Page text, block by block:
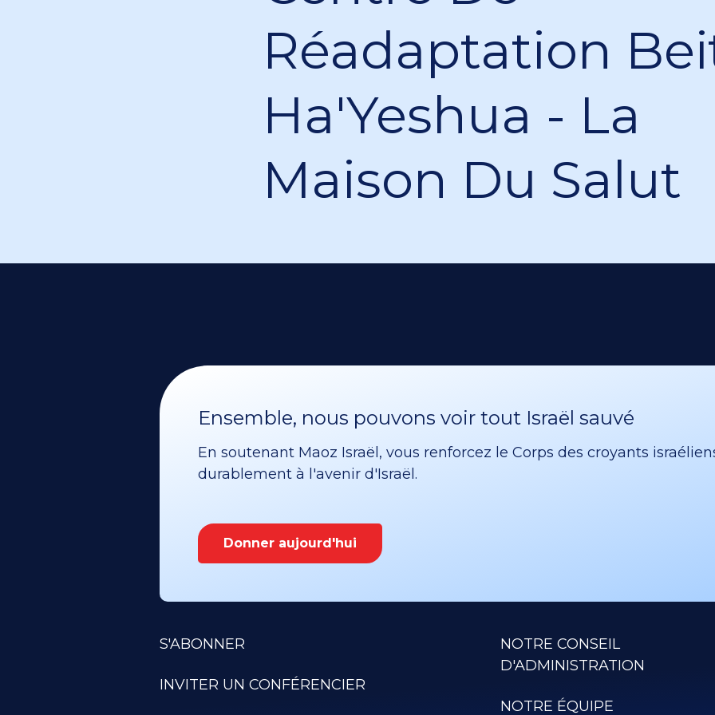
Réadaptation
Ha'Yeshua - La
Maison Du Salut
Ensemble, nous pouvons voir tout Israël sauvé
En soutenant Maoz Israël, vous renforcez le Corps des croyants
durablement à l'avenir d'Israël.
Donner aujourd'hui
S'ABONNER
INVITER UN CONFÉRENCIER
NOTRE CONSEIL
D'ADMINISTRATION
NOTRE ÉQUIPE